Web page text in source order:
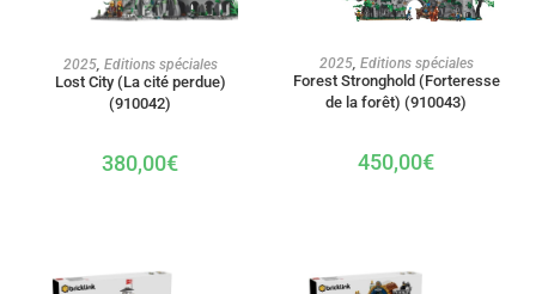
AJOUTER AU PANIER
2025, Editions spéciales
Lost City (La cité perdue)
(910042)
380,00€
AJOUTER AU PANIER
2025, Editions spéciales
Forest Stronghold (Forteresse
de la forêt) (910043)
450,00€